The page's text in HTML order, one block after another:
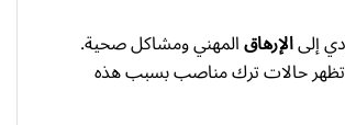
إلىالإرهاقالمهني ومشاكل صحية.
تظهر حالات ترك مناصب بسبب هذه